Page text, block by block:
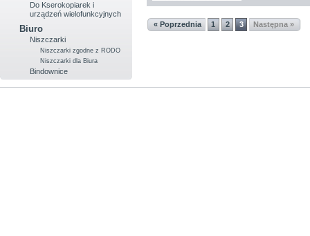
Do Kserokopiarek i
urządzeń wielofunkcyjnych
Biuro
Niszczarki
Niszczarki zgodne z RODO
Niszczarki dla Biura
Bindownice
« Poprzednia 1 2 3 Następna »